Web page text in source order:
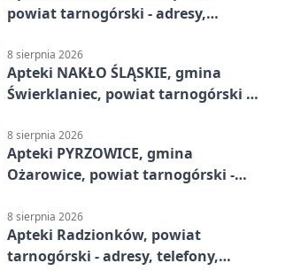
powiat tarnogórski - adresy,
8 sierpnia 2026
Apteki NAKŁO ŚLĄSKIE, gmina
Świerklaniec, powiat tarnogórski -
8 sierpnia 2026
Apteki PYRZOWICE, gmina
Ożarowice, powiat tarnogórski -
8 sierpnia 2026
Apteki Radzionków, powiat
tarnogórski - adresy, telefony,